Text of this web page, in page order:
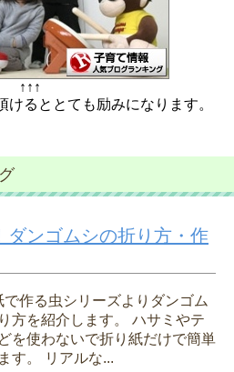
↑↑↑
るととても励みになります。
ダンゴムシの折り方・作
で作る虫シリーズよりダンゴム
方を紹介します。 ハサミやテ
を使わないで折り紙だけで簡単
す。 リアルな...